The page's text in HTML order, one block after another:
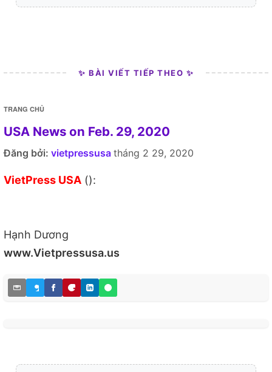
✨ BÀI VIẾT TIẾP THEO ✨
TRANG CHỦ
USA News on Feb. 29, 2020
Đăng bởi: vietpressusa tháng 2 29, 2020
VietPress USA ():
Hạnh Dương
www.Vietpressusa.us